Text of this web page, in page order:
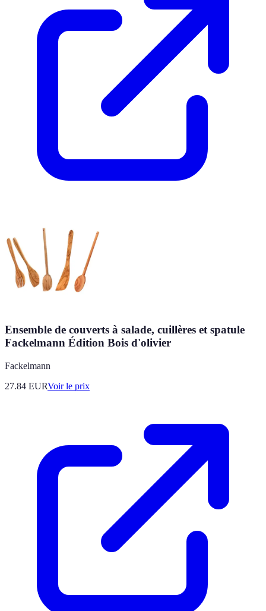
Ensemble de couverts à salade, cuillères et spatule
Fackelmann Édition Bois d'olivier
Fackelmann
27.84 EURVoir le prix